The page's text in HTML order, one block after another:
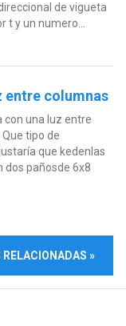
de vigueta
t y un numero...
entre columnas
con una luz entre
tipo de
que kedenlas
dos pañosde 6x8
»